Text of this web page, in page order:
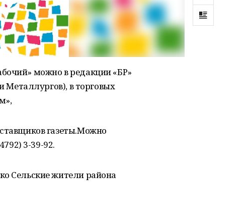
можно в редакции «БР»
Металлургов), в торговых
газеты.Можно
3-39-92.
Сельские жители района